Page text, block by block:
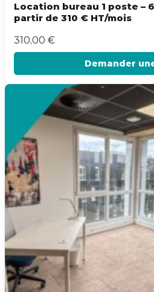
Location bureau 1 poste –
partir de 310 € HT/mois
310,00 €
Demander